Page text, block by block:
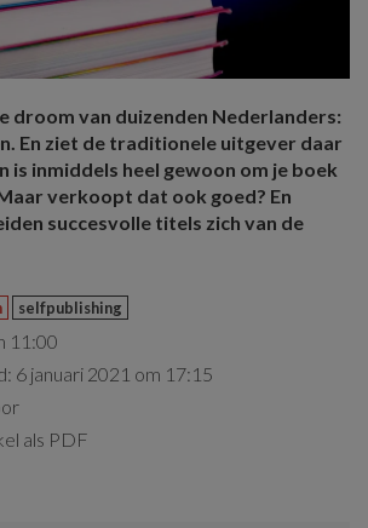
droom van duizenden Nederlanders:
En ziet de traditionele uitgever daar
is inmiddels heel gewoon om je boek
verkoopt dat ook goed? En
succesvolle titels zich van de
selfpublishing
11:00
6 januari 2021 om 17:15
als PDF